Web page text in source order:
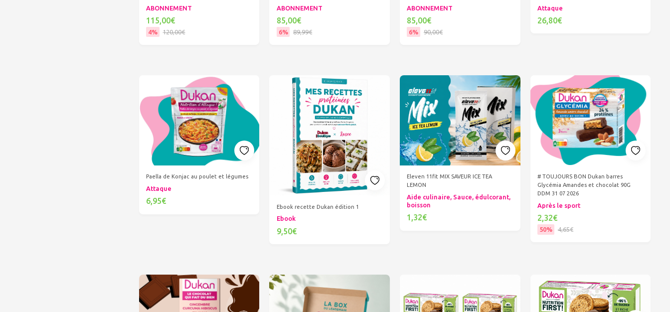
ABONNEMENT
115,00€
4%
120,00€
ABONNEMENT
85,00€
6%
89,99€
ABONNEMENT
85,00€
6%
90,00€
Attaque
26,80€
Paella de Konjac au poulet et légumes
Attaque
6,95€
Ebook recette Dukan édition 1
Ebook
9,50€
Eleven 11fit MIX SAVEUR ICE TEA
LEMON
Aide culinaire, Sauce, édulcorant,
boisson
1,32€
# TOUJOURS BON Dukan barres
Glycémia Amandes et chocolat 90G
DDM 31 07 2026
Après le sport
2,32€
50%
4,65€